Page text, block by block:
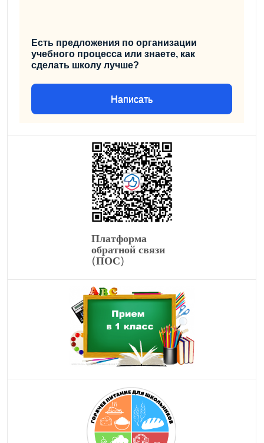
Есть предложения по организации
учебного процесса или знаете, как
сделать школу лучше?
Написать
Платформа
обратной связи
(ПОС)